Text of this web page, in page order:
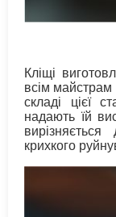
Кліщі
всім майстрам
складі цієї
надають їй
крихкого